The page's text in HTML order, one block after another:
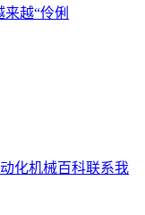
越“伶俐
化机械百科联系我